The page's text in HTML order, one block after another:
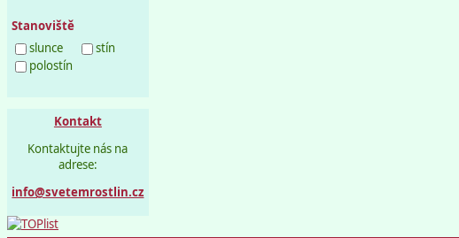
Stanoviště
slunce
polostín
stín
Kontakt
Kontaktujte nás na
adrese:
info@svetemrostlin.cz